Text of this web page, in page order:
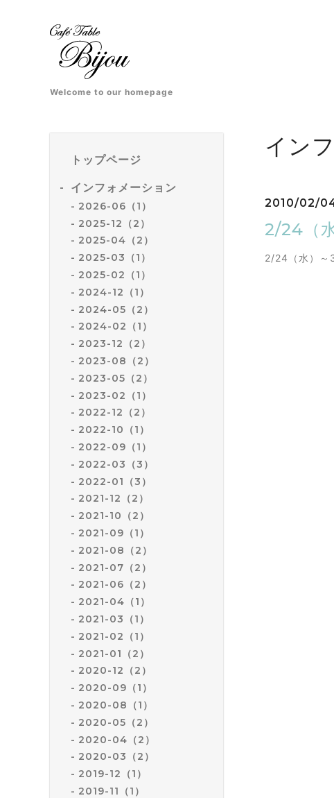
Welcome to our homepage
トップページ
インフォメーション
2026-06（1）
2025-12（2）
2025-04（2）
2025-03（1）
2025-02（1）
2024-12（1）
2024-05（2）
2024-02（1）
2023-12（2）
2023-08（2）
2023-05（2）
2023-02（1）
2022-12（2）
2022-10（1）
2022-09（1）
2022-03（3）
2022-01（3）
2021-12（2）
2021-10（2）
2021-09（1）
2021-08（2）
2021-07（2）
2021-06（2）
2021-04（1）
2021-03（1）
2021-02（1）
2021-01（2）
2020-12（2）
2020-09（1）
2020-08（1）
2020-05（2）
2020-04（2）
2020-03（2）
2019-12（1）
2019-11（1）
イン
2010/02/
2/24（
2/24（水）～